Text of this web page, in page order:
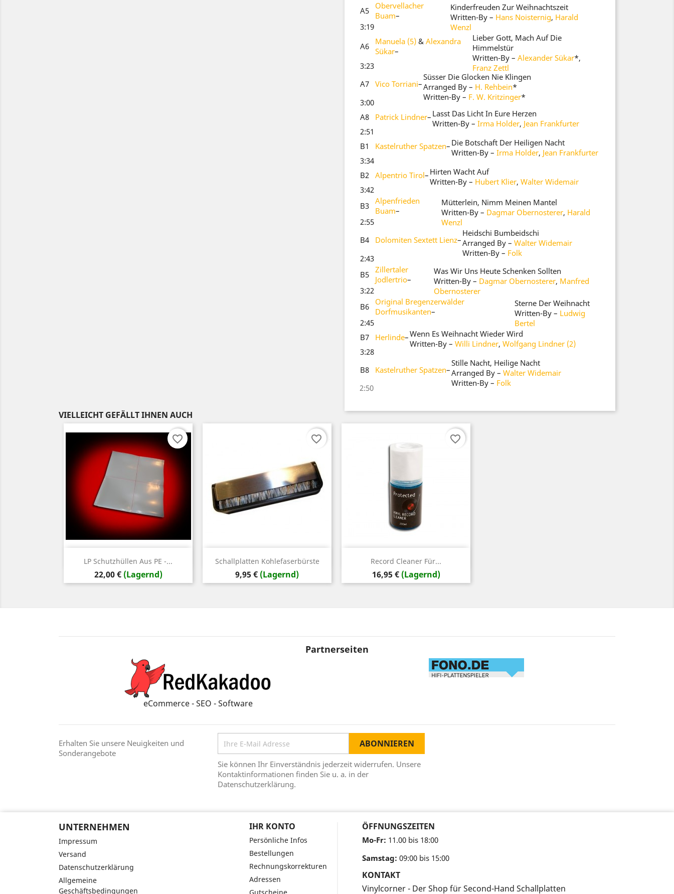
A5
Obervellacher
Buam–
Kinderfreuden Zur Weihnachtszeit
Written-By – Hans Noisternig, Harald
Wenzl
3:19
A6
Manuela (5) & Alexandra
Sükar–
Lieber Gott, Mach Auf Die
Himmelstür
Written-By – Alexander Sükar*,
Franz Zettl
3:23
A7 Vico Torriani–
Süsser Die Glocken Nie Klingen
Arranged By – H. Rehbein*
Written-By – F. W. Kritzinger*
3:00
A8
Patrick Lindner– Lasst Das Licht In Eure Herzen
Written-By – Irma Holder, Jean Frankfurter
2:51
B1
Kastelruther Spatzen– Die Botschaft Der Heiligen Nacht
Written-By – Irma Holder, Jean Frankfurter
3:34
B2 Alpentrio Tirol– Hirten Wacht Auf
Written-By – Hubert Klier, Walter Widemair
3:42
B3 Alpenfrieden
Buam–
Mütterlein, Nimm Meinen Mantel
Written-By – Dagmar Obernosterer, Harald
Wenzl
2:55
B4
Dolomiten Sextett Lienz–
Heidschi Bumbeidschi
Arranged By – Walter Widemair
Written-By – Folk
2:43
B5 Zillertaler
Jodlertrio–
Was Wir Uns Heute Schenken Sollten
Written-By – Dagmar Obernosterer, Manfred
Obernosterer
3:22
B6
Original Bregenzerwälder
Dorfmusikanten–
Sterne Der Weihnacht
Written-By – Ludwig
Bertel
2:45
B7
Herlinde–Wenn Es Weihnacht Wieder Wird
Written-By – Willi Lindner, Wolfgang Lindner (2)
3:28
B8
Kastelruther Spatzen–
Stille Nacht, Heilige Nacht
Arranged By – Walter Widemair
Written-By – Folk
2:50
VIELLEICHT GEFÄLLT IHNEN AUCH
LP Schutzhüllen Aus PE -...
Preis
22,00 € (Lagernd)
Vorschau
favorite_border
Schallplatten Kohlefaserbürste
Preis
9,95 € (Lagernd)
Vorschau
favorite_border
Record Cleaner Für...
Preis
16,95 € (Lagernd)
Vorschau
favorite_border
Partnerseiten
eCommerce - SEO - Software
Erhalten Sie unsere Neuigkeiten und
Sonderangebote
Sie können Ihr Einverständnis jederzeit widerrufen. Unsere
Kontaktinformationen finden Sie u. a. in der
Datenschutzerklärung.
UNTERNEHMEN
Impressum
Versand
Datenschutzerklärung
Allgemeine
Geschäftsbedingungen
IHR KONTO
Persönliche Infos
Bestellungen
Rechnungskorrekturen
Adressen
ÖFFNUNGSZEITEN
Mo-Fr: 11.00 bis 18:00
Samstag: 09:00 bis 15:00
KONTAKT
Vinylcorner - Der Shop für Second-Hand Schallplatten